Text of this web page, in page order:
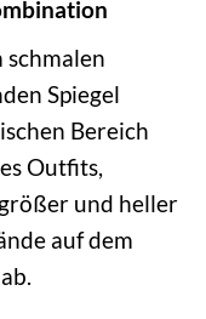
schmalen
Spiegel
Bereich
Outfits,
und heller
auf dem